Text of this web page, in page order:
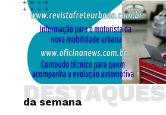
da semana
DESTAQUES